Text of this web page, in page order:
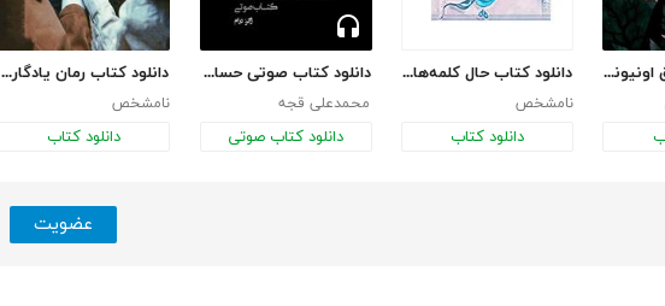
دانلود کتاب عشق اونیونگ دانلود کتاب حال کلمه‌ها چطور است؟
نامشخص
دانلود کتاب
دانلود کتاب صوتی حسادت
محمدعلی قجه
دانلود کتاب صوتی
دانلود کتاب رمان یادگاری سرخ
نامشخص
دانلود کتاب
عضویت